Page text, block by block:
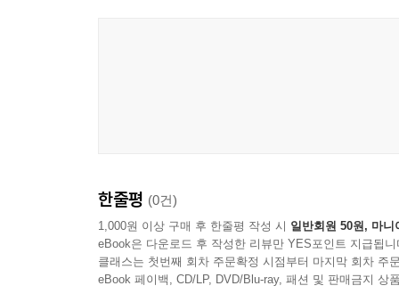
한줄평 (0건)
1,000원 이상 구매 후 한줄평 작성 시 일반회원 50원, 마니
eBook은 다운로드 후 작성한 리뷰만 YES포인트 지급됩니
클래스는 첫번째 회차 주문확정 시점부터 마지막 회차 주
eBook 페이백, CD/LP, DVD/Blu-ray, 패션 및 판매금지 상